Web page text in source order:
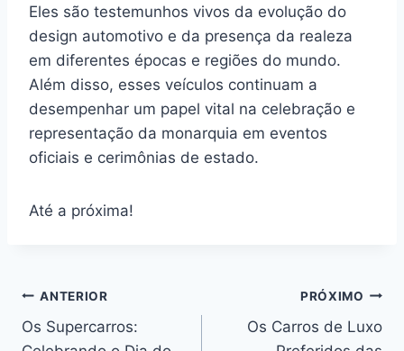
Eles são testemunhos vivos da evolução do
design automotivo e da presença da realeza
em diferentes épocas e regiões do mundo.
Além disso, esses veículos continuam a
desempenhar um papel vital na celebração e
representação da monarquia em eventos
oficiais e cerimônias de estado.
Até a próxima!
Navegação
de
ANTERIOR
Os Supercarros:
PRÓXIMO
Os Carros de Luxo